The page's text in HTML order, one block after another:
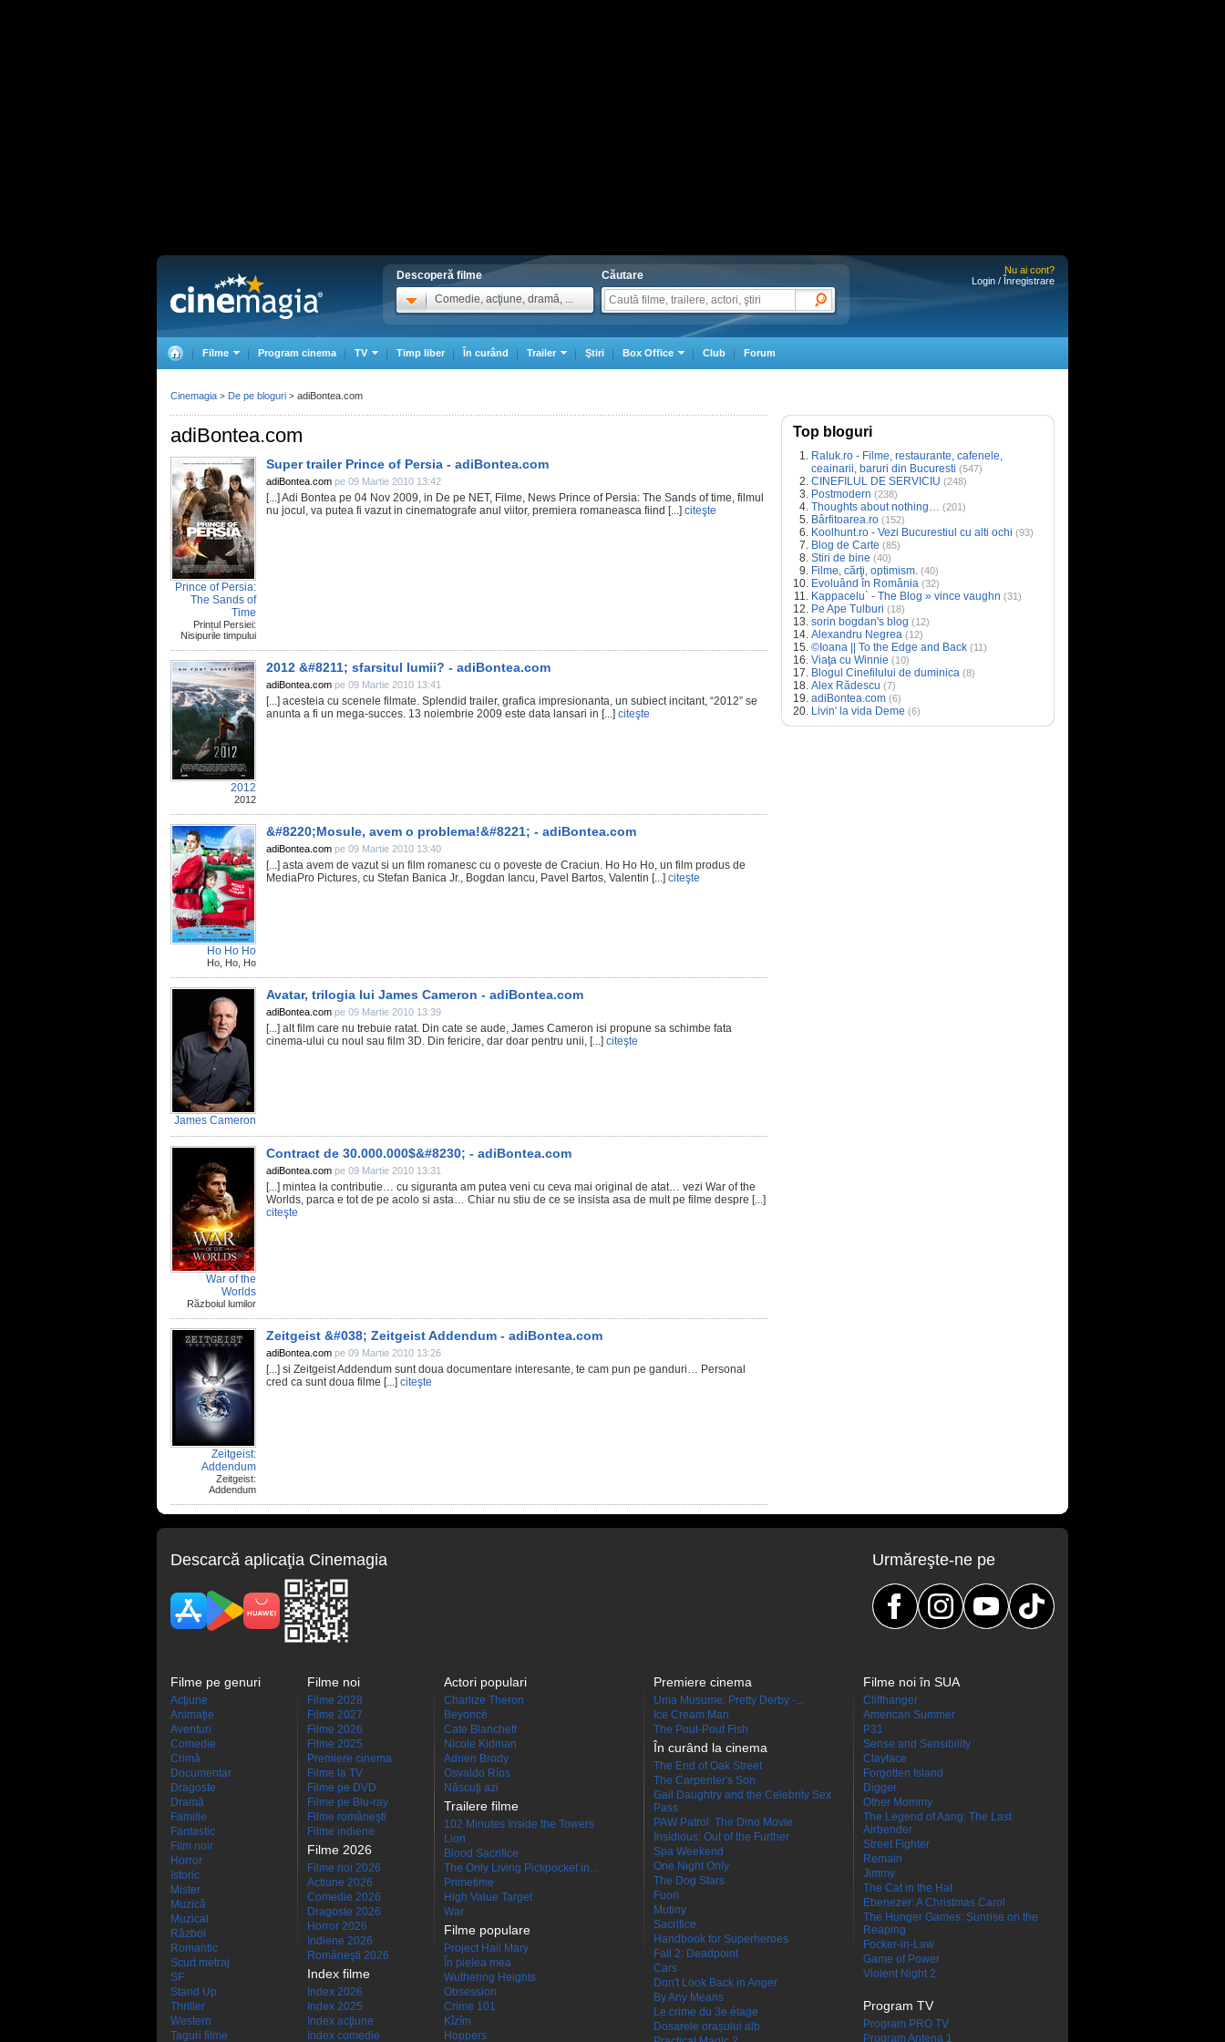
Descoperă filme
Comedie, acţiune, dramă, ...
Căutare
Nu ai cont?
Login / Înregistrare
Filme Program cinema TV Timp liber În curând Trailer Ştiri Box Office Club Forum
adiBontea.com
Prince of Persia:
The Sands of
Time
Prințul Persiei:
Nisipurile timpului
Super trailer Prince of Persia - adiBontea.com
adiBontea.com pe 09 Martie 2010 13:42
[...] Adi Bontea pe 04 Nov 2009, in De pe NET, Filme, News Prince of Persia: The Sands of time, filmul
nu jocul, va putea fi vazut in cinematografe anul viitor, premiera romaneasca fiind [...] citeşte
2012
2012
2012 &#8211; sfarsitul lumii? - adiBontea.com
adiBontea.com pe 09 Martie 2010 13:41
[...] acesteia cu scenele filmate. Splendid trailer, grafica impresionanta, un subiect incitant, “2012” se
anunta a fi un mega-succes. 13 noiembrie 2009 este data lansari in [...] citeşte
Ho Ho Ho
Ho, Ho, Ho
&#8220;Mosule, avem o problema!&#8221; - adiBontea.com
adiBontea.com pe 09 Martie 2010 13:40
[...] asta avem de vazut si un film romanesc cu o poveste de Craciun. Ho Ho Ho, un film produs de
MediaPro Pictures, cu Stefan Banica Jr., Bogdan Iancu, Pavel Bartos, Valentin [...] citeşte
James Cameron
Avatar, trilogia lui James Cameron - adiBontea.com
adiBontea.com pe 09 Martie 2010 13:39
[...] alt film care nu trebuie ratat. Din cate se aude, James Cameron isi propune sa schimbe fata
cinema-ului cu noul sau film 3D. Din fericire, dar doar pentru unii, [...] citeşte
War of the
Worlds
Războiul lumilor
Contract de 30.000.000$&#8230; - adiBontea.com
adiBontea.com pe 09 Martie 2010 13:31
[...] mintea la contributie… cu siguranta am putea veni cu ceva mai original de atat… vezi War of the
Worlds, parca e tot de pe acolo si asta… Chiar nu stiu de ce se insista asa de mult pe filme despre [...]
citeşte
Zeitgeist:
Addendum
Zeitgeist:
Addendum
Zeitgeist &#038; Zeitgeist Addendum - adiBontea.com
adiBontea.com pe 09 Martie 2010 13:26
[...] si Zeitgeist Addendum sunt doua documentare interesante, te cam pun pe ganduri… Personal
cred ca sunt doua filme [...] citeşte
Top bloguri
Raluk.ro - Filme, restaurante, cafenele,
ceainarii, baruri din Bucuresti (547)
CINEFILUL DE SERVICIU (248)
Postmodern (238)
Thoughts about nothing… (201)
Bârfitoarea.ro (152)
Koolhunt.ro - Vezi Bucurestiul cu alti ochi (93)
Blog de Carte (85)
Stiri de bine (40)
Filme, cărţi, optimism. (40)
Evoluând în România (32)
Kappacelu` - The Blog » vince vaughn (31)
Pe Ape Tulburi (18)
sorin bogdan's blog (12)
Alexandru Negrea (12)
©Ioana || To the Edge and Back (11)
Viaţa cu Winnie (10)
Blogul Cinefilului de duminica (8)
Alex Rădescu (7)
adiBontea.com (6)
Livin' la vida Deme (6)
Cinemagia > De pe bloguri > adiBontea.com
Descarcă aplicaţia Cinemagia Urmăreşte-ne pe
Filme pe genuri
Acţiune
Animaţie
Aventuri
Comedie
Crimă
Documentar
Dragoste
Dramă
Familie
Fantastic
Film noir
Horror
Istoric
Mister
Muzică
Muzical
Război
Romantic
Scurt metraj
SF
Stand Up
Thriller
Western
Taguri filme
Filme noi
Filme 2028
Filme 2027
Filme 2026
Filme 2025
Premiere cinema
Filme la TV
Filme pe DVD
Filme pe Blu-ray
Filme româneşti
Filme indiene
Filme 2026
Filme noi 2026
Actiune 2026
Comedie 2026
Dragoste 2026
Horror 2026
Indiene 2026
Româneşti 2026
Index filme
Index 2026
Index 2025
Index acţiune
Index comedie
Actori populari
Charlize Theron
Beyoncé
Cate Blanchett
Nicole Kidman
Adrien Brody
Osvaldo Ríos
Născuţi azi
Trailere filme
102 Minutes Inside the Towers
Lion
Blood Sacrifice
The Only Living Pickpocket in...
Primetime
High Value Target
War
Filme populare
Project Hail Mary
În pielea mea
Wuthering Heights
Obsession
Crime 101
Kîzîm
Hoppers
Premiere cinema
Uma Musume: Pretty Derby -...
Ice Cream Man
The Pout-Pout Fish
În curând la cinema
The End of Oak Street
The Carpenter's Son
Gail Daughtry and the Celebrity Sex
Pass
PAW Patrol: The Dino Movie
Insidious: Out of the Further
Spa Weekend
One Night Only
The Dog Stars
Fuori
Mutiny
Sacrifice
Handbook for Superheroes
Fall 2: Deadpoint
Cars
Don't Look Back in Anger
By Any Means
Le crime du 3e étage
Dosarele orașului alb
Filme noi în SUA
Cliffhanger
American Summer
P31
Sense and Sensibility
Clayface
Forgotten Island
Digger
Other Mommy
The Legend of Aang: The Last
Airbender
Street Fighter
Remain
Jimmy
The Cat in the Hat
Ebenezer: A Christmas Carol
The Hunger Games: Sunrise on the
Reaping
Focker-in-Law
Game of Power
Violent Night 2
Program TV
Program PRO TV
Program Antena 1